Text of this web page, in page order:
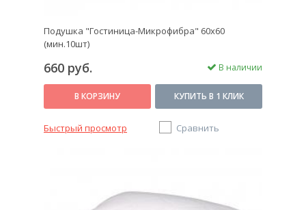
Подушка "Гостиница-Микрофибра" 60х60
(мин.10шт)
660 руб. В наличии
В КОРЗИНУ КУПИТЬ В 1 КЛИК
Быстрый просмотр Сравнить